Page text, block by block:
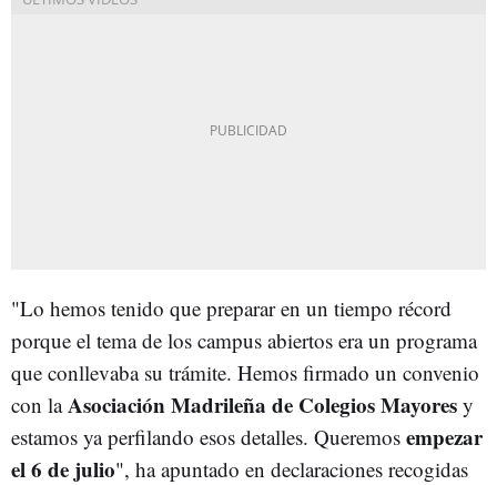
"Lo hemos tenido que preparar en un tiempo récord
porque el tema de los campus abiertos era un programa
que conllevaba su trámite. Hemos firmado un convenio
con laAsociación Madrileña de Colegios Mayores y
estamos ya perfilando esos detalles. Queremos empezar
el 6 de julio", ha apuntado en declaraciones recogidas